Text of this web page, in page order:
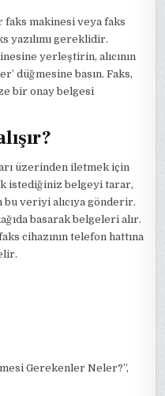
makinesi veya faks
yazılımı gereklidir.
yerleştirin, alıcının
düğmesine basın. Faks,
bir onay belgesi
üzerinden iletmek için
istediğiniz belgeyi tarar,
veriyi alıcıya gönderir.
basarak belgeleri alır.
cihazının telefon hattına
Gerekenler Neler?”,